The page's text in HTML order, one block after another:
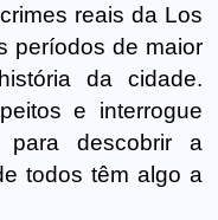
reais da Los
períodos de maior
da cidade.
e interrogue
para descobrir a
todos têm algo a